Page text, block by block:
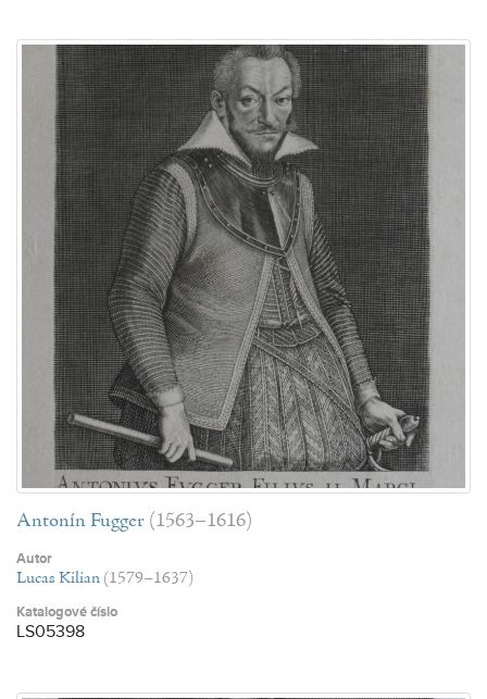
Antonín Fugger (1563–1616)
Autor
Lucas Kilian (1579–1637)
Katalogové číslo
LS05398